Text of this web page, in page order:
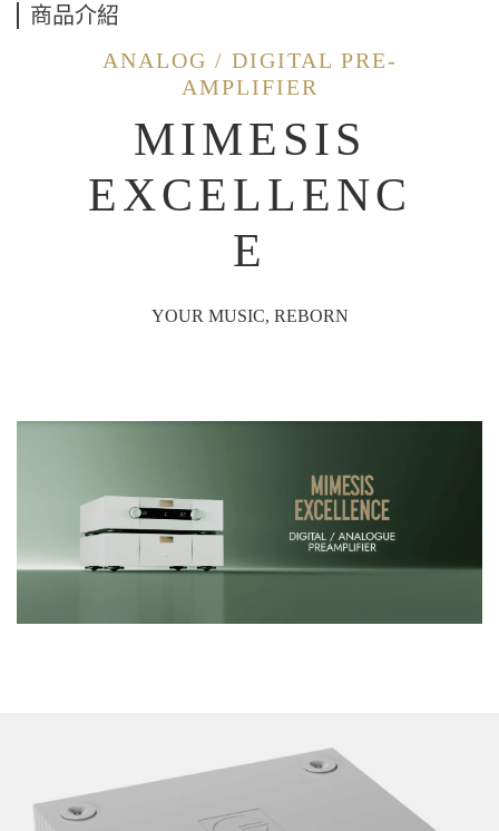
商品介紹
ANALOG / DIGITAL PRE-
AMPLIFIER
MIMESIS
EXCELLENC
E
YOUR MUSIC, REBORN